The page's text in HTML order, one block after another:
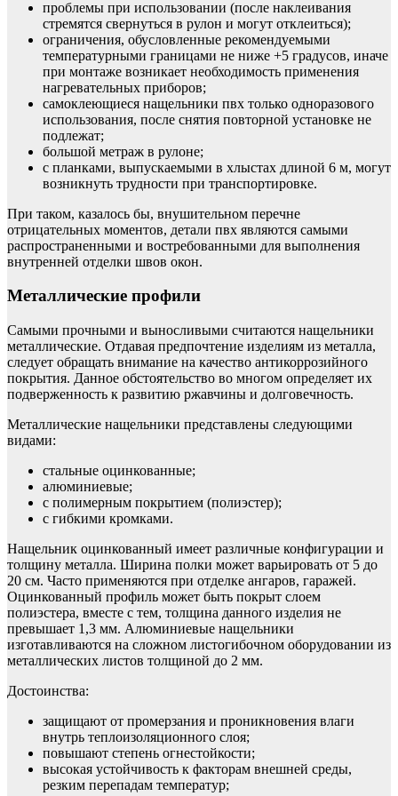
проблемы при использовании (после наклеивания
стремятся свернуться в рулон и могут отклеиться);
ограничения, обусловленные рекомендуемыми
температурными границами не ниже +5 градусов, иначе
при монтаже возникает необходимость применения
нагревательных приборов;
самоклеющиеся нащельники пвх только одноразового
использования, после снятия повторной установке не
подлежат;
большой метраж в рулоне;
с планками, выпускаемыми в хлыстах длиной 6 м, могут
возникнуть трудности при транспортировке.
При таком, казалось бы, внушительном перечне
отрицательных моментов, детали пвх являются самыми
распространенными и востребованными для выполнения
внутренней отделки швов окон.
Металлические профили
Самыми прочными и выносливыми считаются нащельники
металлические. Отдавая предпочтение изделиям из металла,
следует обращать внимание на качество антикоррозийного
покрытия. Данное обстоятельство во многом определяет их
подверженность к развитию ржавчины и долговечность.
Металлические нащельники представлены следующими
видами:
стальные оцинкованные;
алюминиевые;
с полимерным покрытием (полиэстер);
с гибкими кромками.
Нащельник оцинкованный имеет различные конфигурации и
толщину металла. Ширина полки может варьировать от 5 до
20 см. Часто применяются при отделке ангаров, гаражей.
Оцинкованный профиль может быть покрыт слоем
полиэстера, вместе с тем, толщина данного изделия не
превышает 1,3 мм. Алюминиевые нащельники
изготавливаются на сложном листогибочном оборудовании из
металлических листов толщиной до 2 мм.
Достоинства:
защищают от промерзания и проникновения влаги
внутрь теплоизоляционного слоя;
повышают степень огнестойкости;
высокая устойчивость к факторам внешней среды,
резким перепадам температур;